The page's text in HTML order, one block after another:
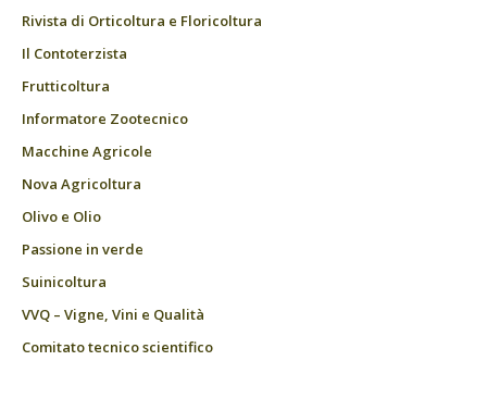
Rivista di Orticoltura e Floricoltura
Il Contoterzista
Frutticoltura
Informatore Zootecnico
Macchine Agricole
Nova Agricoltura
Olivo e Olio
Passione in verde
Suinicoltura
VVQ – Vigne, Vini e Qualità
Comitato tecnico scientifico